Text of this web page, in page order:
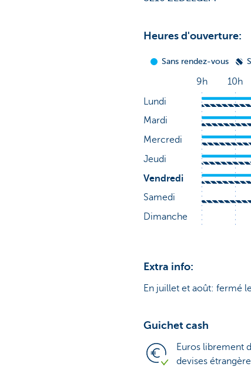
Heures d'ouverture:
Extra info:
En juillet et août: fermé
Guichet cash
Euros librement
devises